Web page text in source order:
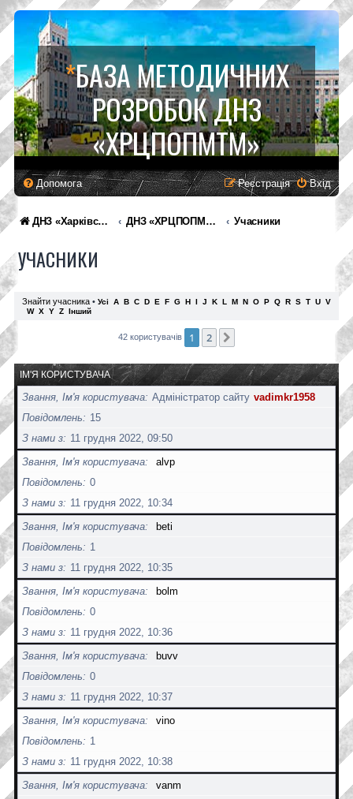
*БАЗА МЕТОДИЧНИХ
РОЗРОБОК ДНЗ
«ХРЦПОПМТМ»
Допомога Вхід
Реєстрація
ДНЗ «Харківський регіональний центр професійної освіти поліграфічних медіатехнологій та машинобудування» ДНЗ «ХРЦПОПМТМ» Учасники
УЧАСНИКИ
Знайти учасника • Усі A B C D E F G H I J K L M N O P Q R S T U V
W X Y Z Інший
42 користувачів 1 2
ІМ'Я КОРИСТУВАЧА
Звання, Ім'я користувача Адміністратор сайту vadimkr1958
Повідомлень
15
З нами з
11 грудня 2022, 09:50
Звання, Ім'я користувача
alvp
Повідомлень
0
З нами з
11 грудня 2022, 10:34
Звання, Ім'я користувача
beti
Повідомлень
1
З нами з
11 грудня 2022, 10:35
Звання, Ім'я користувача
bolm
Повідомлень
0
З нами з
11 грудня 2022, 10:36
Звання, Ім'я користувача
buvv
Повідомлень
0
З нами з
11 грудня 2022, 10:37
Звання, Ім'я користувача
vino
Повідомлень
1
З нами з
11 грудня 2022, 10:38
Звання, Ім'я користувача
vanm